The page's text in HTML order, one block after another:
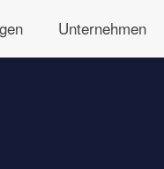
Unternehmen